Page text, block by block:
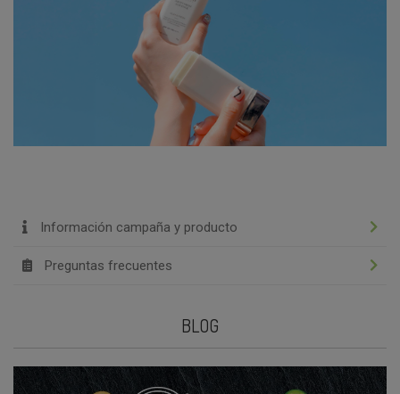
Información campaña y producto
Preguntas frecuentes
BLOG